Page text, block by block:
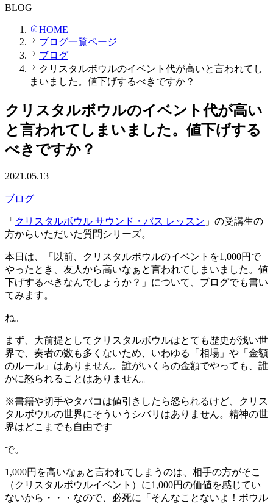
BLOG
HOME
ブログ一覧ページ
ブログ
クリスタルボウルのイベント代が高いと言われてし
まいました。値下げするべきですか？
クリスタルボウルのイベント代が高い
と言われてしまいました。値下げする
べきですか？
2021.05.13
ブログ
「 クリスタルボウル サウンド・バス レッスン 」の受講生の
方からいただいた質問シリーズ。
本日は、「以前、クリスタルボウルのイベントを1,000円で
やったとき、友人から高いなぁと言われてしまいました。値
下げするべきなんでしょうか？」について、ブログでも書い
てみます。
ね。
まず、大前提としてクリスタルボウルはとても歴史が浅い世
界で、奏者の数も多くないため、いわゆる「相場」や「金額
のルール」はありません。誰がいくらの金額でやっても、誰
かに怒られることはありません。
※書籍や切手やタバコは値引きしたら怒られるけど、クリス
タルボウルの世界にそういうシバリはありません。精神の世
界はどこまでも自由です
で。
1,000円を高いなぁと言われてしまうのは、相手の方がそこ
（クリスタルボウルイベント）に1,000円の価値を感じてい
ないから・・・なので、必死に「そんなことないよ！ボウル